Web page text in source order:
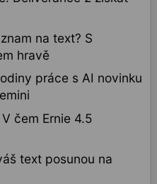
na text? S
hravě
práce s AI novinku
čem Ernie 4.5
text posunou na